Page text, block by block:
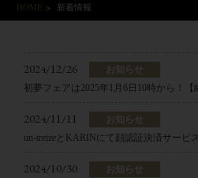
HOME > 新着情報
2024/12/26
お知らせ
初夢フェアは2025年1月6日10時から！【
2024/11/11
お知らせ
un-treizeとKARINにて顔認証決済サービ
2024/10/30
お知らせ